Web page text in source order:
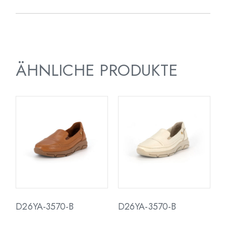
ÄHNLICHE PRODUKTE
D26YA-3570-B D26YA-3570-B